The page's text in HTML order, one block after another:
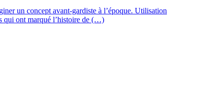
un concept avant-gardiste à l’époque. Utilisation
qui ont marqué l’histoire de (…)